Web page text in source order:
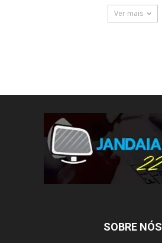
Ver mais
SOBRE NÓS